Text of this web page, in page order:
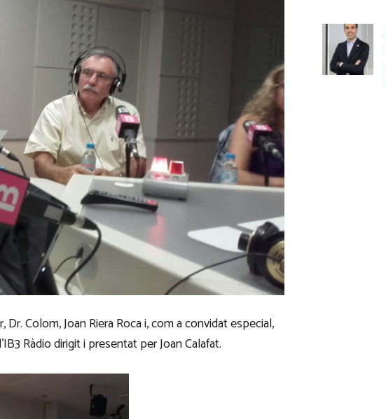
Colom, Joan Riera Roca i, com a convidat especial,
Ràdio dirigit i presentat per Joan Calafat.